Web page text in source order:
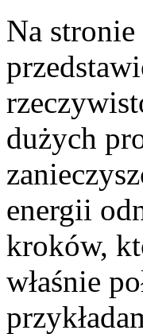
Na
dużych
energii
kroków,
właśnie